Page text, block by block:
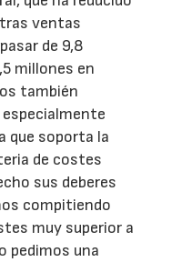
ventas
de 9,8
millones en
también
que soporta la
de costes
sus deberes
compitiendo
muy superior a
pedimos una